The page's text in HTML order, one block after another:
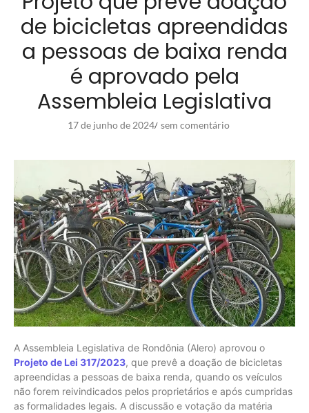
de bicicletas apreendidas
a pessoas de baixa renda
é aprovado pela
Assembleia Legislativa
17 de junho de 2024/ sem comentário
A Assembleia Legislativa de Rondônia (Alero) aprovou o
Projeto de Lei 317/2023, que prevê a doação de bicicletas
apreendidas a pessoas de baixa renda, quando os veículos
não forem reivindicados pelos proprietários e após cumpridas
as formalidades legais. A discussão e votação da matéria